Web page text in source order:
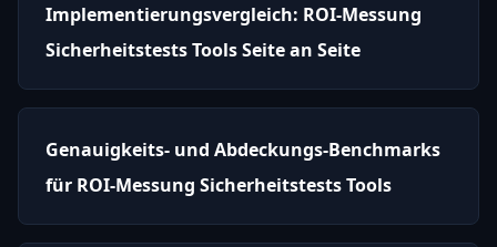
Implementierungsvergleich: ROI-Messung
Sicherheitstests Tools Seite an Seite
Genauigkeits- und Abdeckungs-Benchmarks
für ROI-Messung Sicherheitstests Tools